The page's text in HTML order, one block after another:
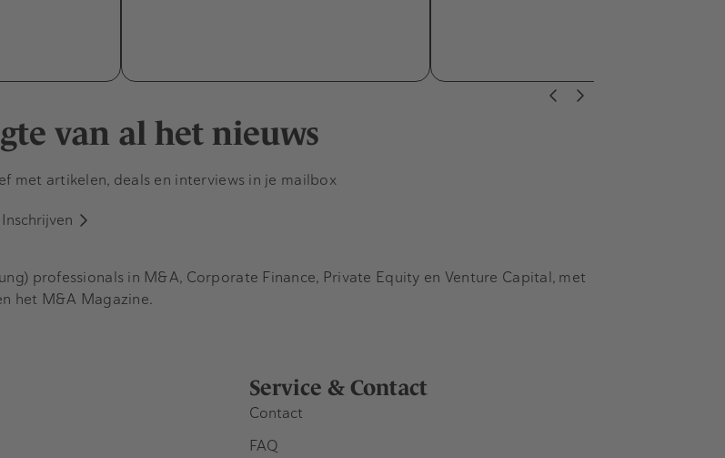
van al het nieuws
met artikelen, deals en interviews in je mailbox
Inschrijven
Service & Contact
Contact
FAQ
professionals in M&A, Corporate Finance, Private Equity en Venture Capital, met
het M&A Magazine.